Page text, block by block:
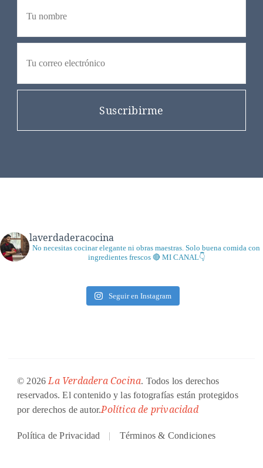
laverdaderacocina
No necesitas cocinar elegante ni obras maestras. Solo buena comida con
ingredientes frescos🔴 MI CANAL👇
Seguir en Instagram
© 2026 La Verdadera Cocina. Todos los derechos
reservados. El contenido y las fotografías están protegidos
por derechos de autor.Política de privacidad
Política de Privacidad Términos & Condiciones